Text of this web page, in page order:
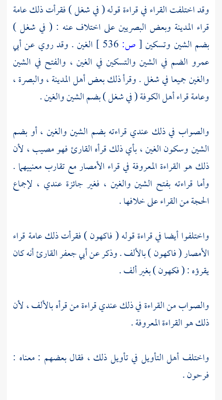
وقد اختلفت القراء في قراءة قوله ( في شغل ) فقرأت ذلك عامة
قراء المدينة وبعض البصريين على اختلاف عنه : ( في شغل )
بضم الشين وتسكين[ص: الغين . وقد روي عنأبي
عمرو الضم في الشين والتسكين في الغين ، والفتح في الشين
والغين جميعا في شغل . وقرأ ذلك بعضأهل المدينة ،والبصرة ،
وعامة قراءأهل الكوفة( في شغل ) بضم الشين والغين .
والصواب في ذلك عندي قراءته بضم الشين والغين ، أو بضم
الشين وسكون الغين ، بأي ذلك قرأه القارئ فهو مصيب ، لأن
ذلك هو القراءة المعروفة في قراء الأمصار مع تقارب معنييهما .
وأما قراءته بفتح الشين والغين ، فغير جائزة عندي ، لإجماع
الحجة من القراء على خلافها .
واختلفوا أيضا في قراءة قوله ( فاكهون ) فقرأت ذلك عامة قراء
الأمصار ( فاكهون ) بالألف . وذكر عنأبي جعفرالقارئ أنه كان
يقرؤه : ( فكهون ) بغير ألف .
والصواب من القراءة في ذلك عندي قراءة من قرأه بالألف ، لأن
ذلك هو القراءة المعروفة .
واختلف أهل التأويل في تأويل ذلك ، فقال بعضهم : معناه :
فرحون .